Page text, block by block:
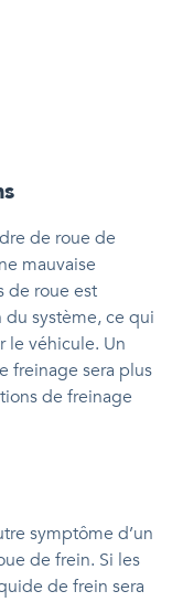
de roue de
mauvaise
de roue est
système, ce qui
le véhicule. Un
freinage sera plus
de freinage
symptôme d’un
de frein. Si les
de frein sera